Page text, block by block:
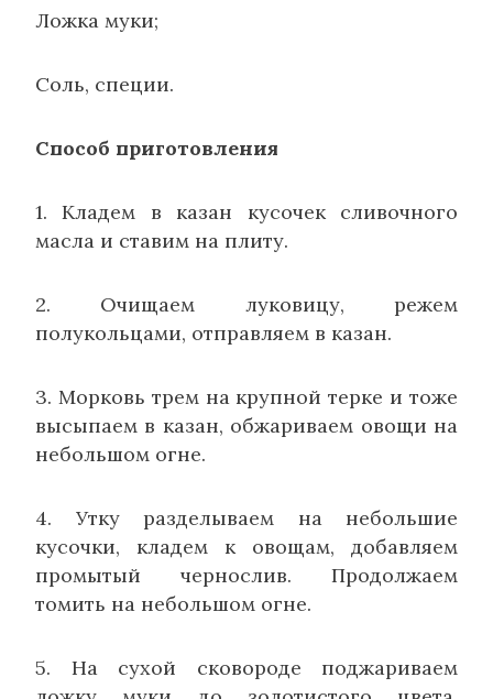
Ложка муки;
Соль, специи.
Способ приготовления
1. Кладем в казан кусочек сливочного
масла и ставим на плиту.
2. Очищаем луковицу, режем
полукольцами, отправляем в казан.
3. Морковь трем на крупной терке и тоже
высыпаем в казан, обжариваем овощи на
небольшом огне.
4. Утку разделываем на небольшие
кусочки, кладем к овощам, добавляем
промытый чернослив. Продолжаем
томить на небольшом огне.
5. На сухой сковороде поджариваем